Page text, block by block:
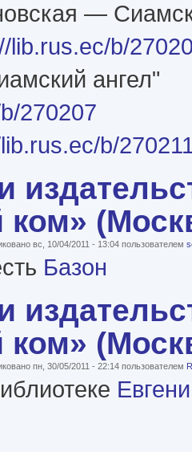
—
lib.rus.ec/b/
ангел"
270207
b/
вс, 10/04/2011 - 13:04 пользователем
Базон
пн, 30/05/2011 - 22:14 пользователем